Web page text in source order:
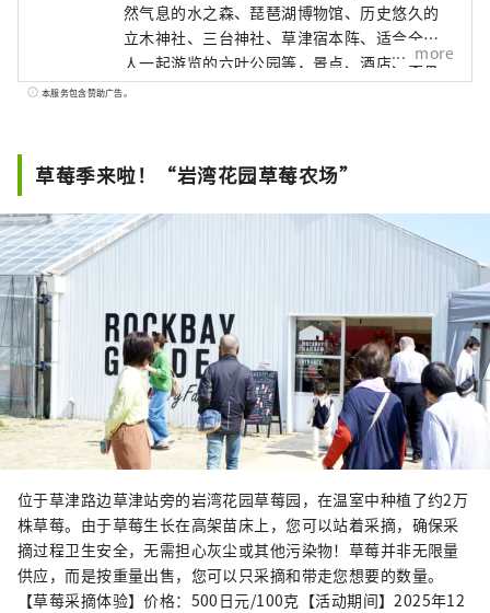
然气息的水之森、琵琶湖博物馆、历史悠久的
立木神社、三台神社、草津宿本阵、适合全家
人一起游览的六叶公园等，景点、酒店、美食
等信息丰富。可以享受。
more
本服务包含赞助广告。
草莓季来啦！“岩湾花园草莓农场”
位于草津路边草津站旁的岩湾花园草莓园，在温室中种植了约2万
株草莓。由于草莓生长在高架苗床上，您可以站着采摘，确保采
摘过程卫生安全，无需担心灰尘或其他污染物！草莓并非无限量
供应，而是按重量出售，您可以只采摘和带走您想要的数量。
【草莓采摘体验】价格：500日元/100克【活动期间】2025年12